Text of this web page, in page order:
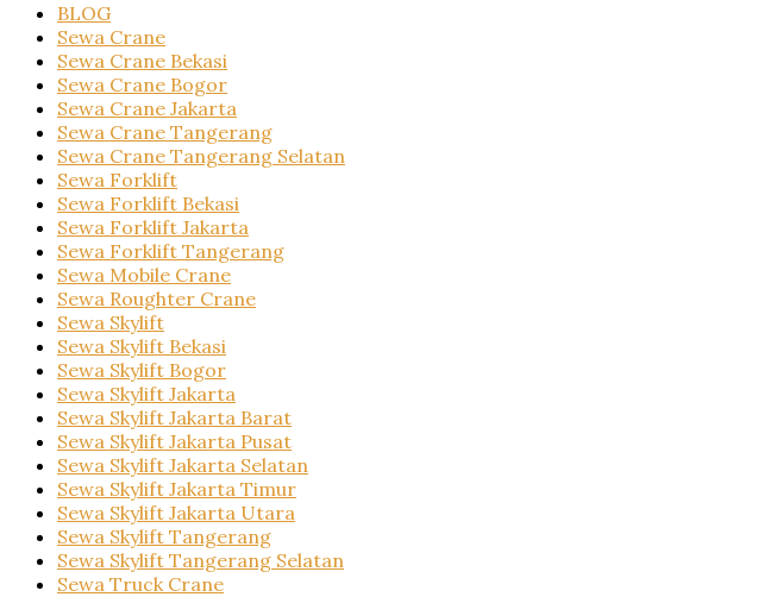
BLOG
Sewa Crane
Sewa Crane Bekasi
Sewa Crane Bogor
Sewa Crane Jakarta
Sewa Crane Tangerang
Sewa Crane Tangerang Selatan
Sewa Forklift
Sewa Forklift Bekasi
Sewa Forklift Jakarta
Sewa Forklift Tangerang
Sewa Mobile Crane
Sewa Roughter Crane
Sewa Skylift
Sewa Skylift Bekasi
Sewa Skylift Bogor
Sewa Skylift Jakarta
Sewa Skylift Jakarta Barat
Sewa Skylift Jakarta Pusat
Sewa Skylift Jakarta Selatan
Sewa Skylift Jakarta Timur
Sewa Skylift Jakarta Utara
Sewa Skylift Tangerang
Sewa Skylift Tangerang Selatan
Sewa Truck Crane